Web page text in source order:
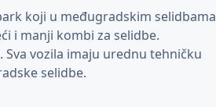
koji u međugradskim selidbama
i manji kombi za selidbe.
vozila imaju urednu tehničku
selidbe.